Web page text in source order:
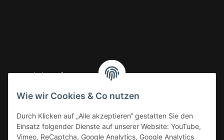
Gesetzliche Informationen
Wie wir Cookies & Co nutzen
Durch Klicken auf „Alle akzeptieren“ gestatten Sie den
Einsatz folgender Dienste auf unserer Website: YouTube,
Vimeo, ReCaptcha, Google Analytics, Google Analytics